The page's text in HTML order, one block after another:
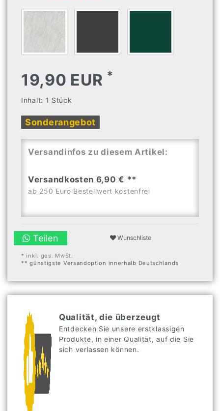
19,90 EUR *
Inhalt: 1 Stück
Sonderangebot
Versandinfos zu diesem Artikel:
Versandkosten 6,90 € **
ab 250 Euro Bestellwert kostenfrei
Teilen Wunschliste
* inkl. ges. MwSt.
** günstigste Versandoption innerhalb Deutschlands
Qualität, die überzeugt
Entdecken Sie unsere erstklassigen
Produkte, in einer Qualität, auf die Sie
sich verlassen können.